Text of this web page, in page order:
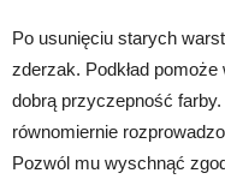
Po usunięciu starych
zderzak. Podkład
dobrą przyczepność
równomiernie
Pozwól mu wyschnąć